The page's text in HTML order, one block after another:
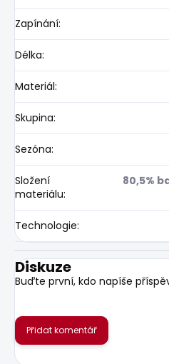
Zapínání:
Délka:
Materiál:
Skupina:
Sezóna:
Složení
materiálu:
80,5%
Technologie:
Diskuze
Buďte první, kdo napíše
Přidat komentář